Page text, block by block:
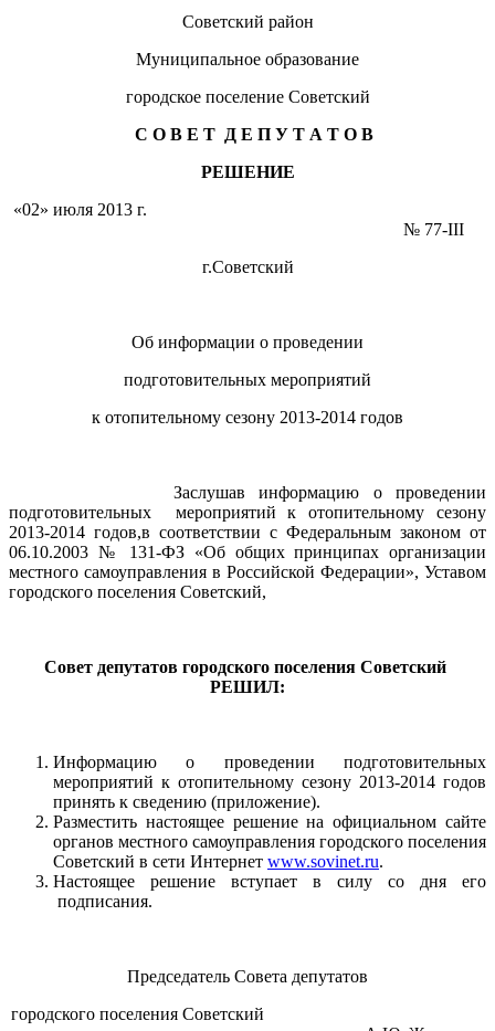
Советский район
Муниципальное образование
городское поселение Советский
С О В Е Т Д Е П У Т А Т О В
РЕШЕНИЕ
«02» июля 2013 г.
№ 77-III
г.Советский
Об информации о проведении
подготовительных мероприятий
к отопительному сезону 2013-2014 годов
Заслушав информацию о проведении
подготовительных мероприятий к отопительному сезону
2013-2014 годов,в соответствии с Федеральным законом от
06.10.2003 № 131-ФЗ «Об общих принципах организации
местного самоуправления в Российской Федерации», Уставом
городского поселения Советский,
Совет депутатов городского поселения Советский
РЕШИЛ:
Информацию о проведении подготовительных
мероприятий к отопительному сезону 2013-2014 годов
принять к сведению (приложение).
Разместить настоящее решение на официальном сайте
органов местного самоуправления городского поселения
Советский в сети Интернет www.sovinet.ru.
Настоящее решение вступает в силу со дня его
подписания.
Председатель Совета депутатов
городского поселения Советский